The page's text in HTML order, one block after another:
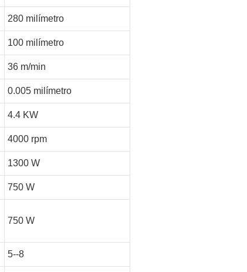
280 milímetro
100 milímetro
36 m/min
0.005 milímetro
4.4 KW
4000 rpm
1300 W
750 W
750 W
5--8